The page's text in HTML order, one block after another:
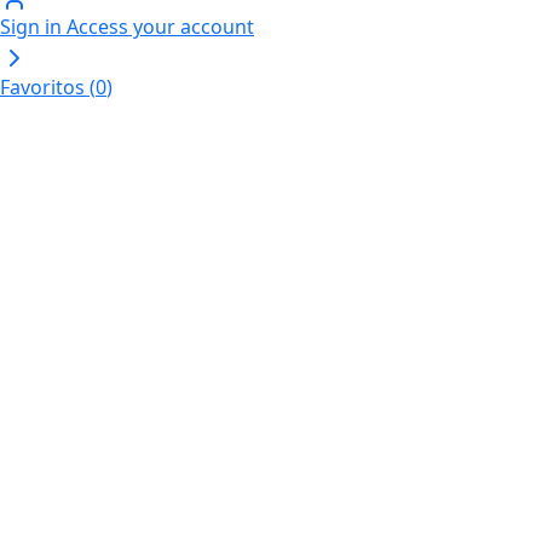
Sign in Access your account
Favoritos (0)